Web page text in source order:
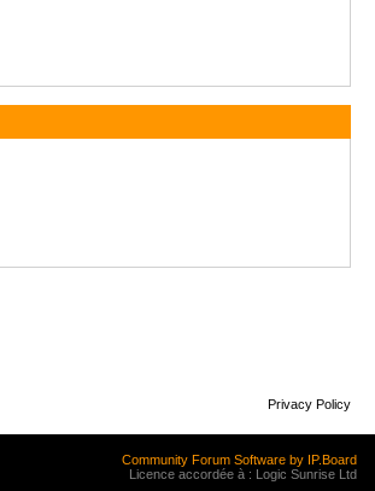
Privacy Policy
Community Forum Software by IP.Board
Licence accordée à : Logic Sunrise Ltd